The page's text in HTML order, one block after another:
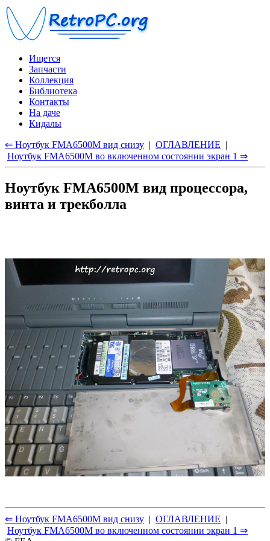
Ищется
Запчасти
Коллекция
Библиотека
Контакты
На даче
Кидалы
⇐ Ноутбук FMA6500M вид снизу | ОГЛАВЛЕНИЕ |
Ноутбук FMA6500M во включенном состоянии экран 1 ⇒
Ноутбук FMA6500M вид процессора,
винта и трекболла
⇐ Ноутбук FMA6500M вид снизу | ОГЛАВЛЕНИЕ |
Ноутбук FMA6500M во включенном состоянии экран 1 ⇒